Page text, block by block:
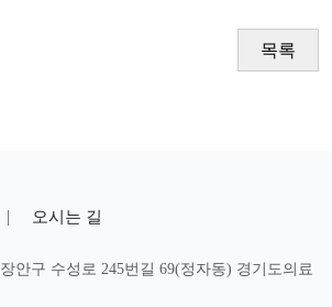
목록
| 오시는 길
안구 수성로 245번길 69(정자동) 경기도의료